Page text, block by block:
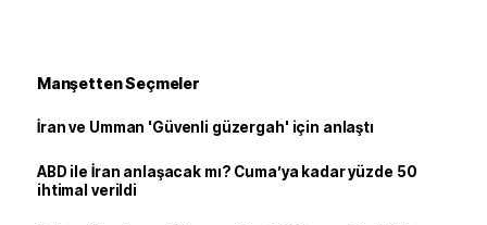
Manşetten Seçmeler
İran ve Umman 'Güvenli güzergah' için anlaştı
ABD ile İran anlaşacak mı? Cuma’ya kadar yüzde 50
ihtimal verildi